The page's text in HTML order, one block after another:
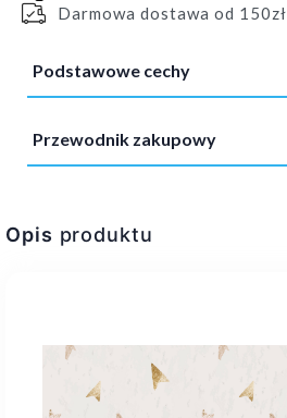
Darmowa dostawa od 150zł
Podstawowe cechy
Przewodnik zakupowy
Opis produktu